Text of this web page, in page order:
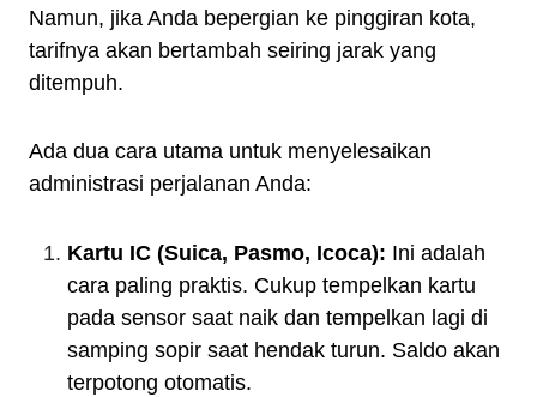
Namun, jika Anda bepergian ke pinggiran kota,
tarifnya akan bertambah seiring jarak yang
ditempuh.
Ada dua cara utama untuk menyelesaikan
administrasi perjalanan Anda:
Kartu IC (Suica, Pasmo, Icoca): Ini adalah
cara paling praktis. Cukup tempelkan kartu
pada sensor saat naik dan tempelkan lagi di
samping sopir saat hendak turun. Saldo akan
terpotong otomatis.